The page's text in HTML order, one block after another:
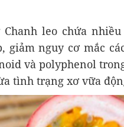
Chanh leo chứa
giảm nguy cơ mắc
và polyphenol
tình trạng xơ vữa